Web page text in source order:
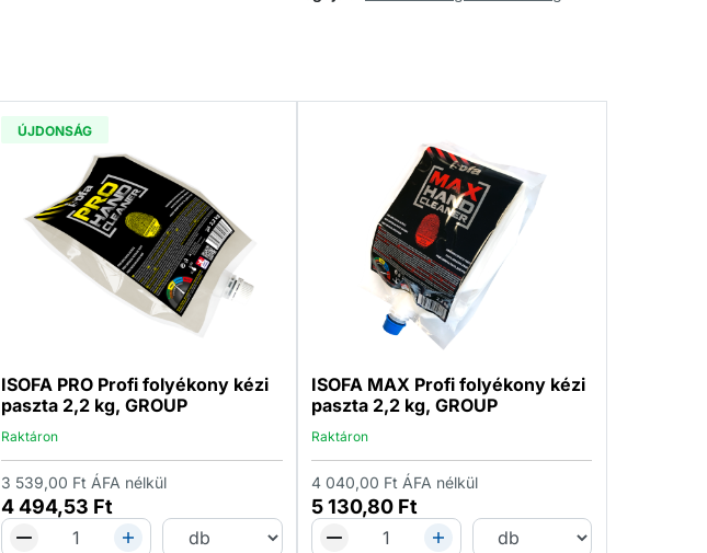
ÚJDONSÁG
ISOFA PRO Profi folyékony kézi
paszta 2,2 kg, GROUP
Raktáron
4 494,53 Ft
3 539,00 Ft ÁFA nélkül
ISOFA MAX Profi folyékony kézi
paszta 2,2 kg, GROUP
Raktáron
5 130,80 Ft
4 040,00 Ft ÁFA nélkül